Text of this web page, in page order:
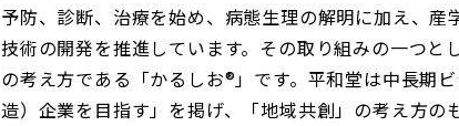
予防、診断、治療を始め、病態生理の解明に加え、
技術の開発を推進しています。その取り組みの一つ
の考え方である「かるしお®」です。平和堂は中長期
造）企業を目指す」を掲げ、「地域共創」の考え方